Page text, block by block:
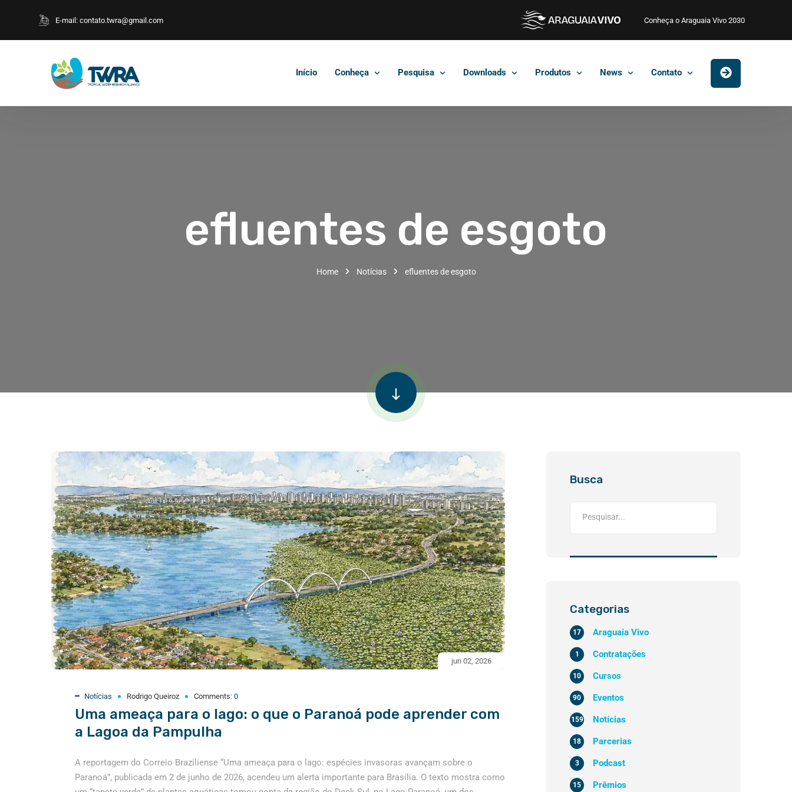
E-mail: contato.twra@gmail.com Conheça o Araguaia Vivo 2030
Início Conheça Pesquisa Downloads Produtos News Contato
efluentes de esgoto
Home Notícias efluentes de esgoto
jun 02, 2026
Notícias Rodrigo Queiroz Comments: 0
Uma ameaça para o lago: o que o Paranoá pode aprender com
a Lagoa da Pampulha
A reportagem do Correio Braziliense “Uma ameaça para o lago: espécies invasoras avançam sobre o
Paranoá”, publicada em 2 de junho de 2026, acendeu um alerta importante para Brasília. O texto mostra como
Busca
Categorias
Araguaia Vivo
17
Contratações
1
Cursos
10
Eventos
90
Notícias
159
Parcerias
18
Podcast
3
Prêmios
15